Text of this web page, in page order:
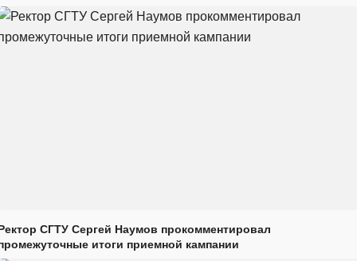
СГТУ Сергей Наумов прокомментировал
итоги приемной кампании